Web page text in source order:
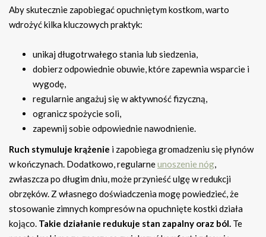
Aby skutecznie zapobiegać opuchniętym kostkom, warto
wdrożyć kilka kluczowych praktyk:
unikaj długotrwałego stania lub siedzenia,
dobierz odpowiednie obuwie, które zapewnia wsparcie i
wygodę,
regularnie angażuj się w aktywność fizyczną,
ogranicz spożycie soli,
zapewnij sobie odpowiednie nawodnienie.
Ruch stymuluje krążenie i zapobiega gromadzeniu się płynów
w kończynach. Dodatkowo, regularneunoszenie nóg,
zwłaszcza po długim dniu, może przynieść ulgę w redukcji
obrzęków. Z własnego doświadczenia mogę powiedzieć, że
stosowanie zimnych kompresów na opuchnięte kostki działa
kojąco. Takie działanie redukuje stan zapalny oraz ból. Te